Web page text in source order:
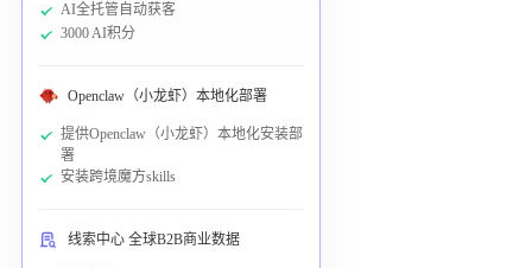
AI全托管自动获客
3000 AI积分
Openclaw（小龙虾）本地化部署
提供Openclaw（小龙虾）本地化安装部
署
安装跨境魔方skills
线索中心 全球B2B商业数据